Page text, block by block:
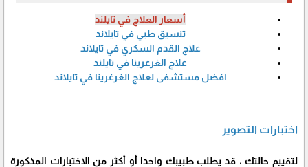
أسعار العلاج في تايلند
تنسيق طبي في تايلاند
علاج القدم السكري في تايلاند
علاج الغرغرينا في تايلند
افضل مستشفى لعلاج الغرغرينا في تايلاند
اختبارات التصوير
لتقييم حالتك ، قد يطلب طبيبك واحدا أو أكثر من الاختبارات المذكورة